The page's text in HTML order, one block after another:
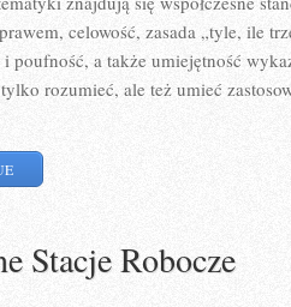
celowość, zasada „tyle, ile
poufność, a także umiejętność
rozumieć, ale też umieć
Stacje Robocze